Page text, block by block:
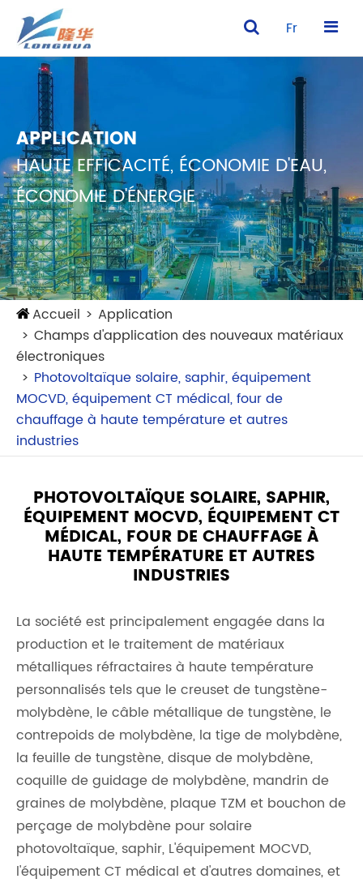
Fr
APPLICATION
HAUTE EFFICACITÉ, ÉCONOMIE D'EAU,
ÉCONOMIE D'ÉNERGIE
Accueil
Application
Champs d'application des nouveaux matériaux
électroniques
Photovoltaïque solaire, saphir, équipement
MOCVD, équipement CT médical, four de
chauffage à haute température et autres
industries
PHOTOVOLTAÏQUE SOLAIRE, SAPHIR,
ÉQUIPEMENT MOCVD, ÉQUIPEMENT CT
MÉDICAL, FOUR DE CHAUFFAGE À
HAUTE TEMPÉRATURE ET AUTRES
INDUSTRIES
La société est principalement engagée dans la
production et le traitement de matériaux
métalliques réfractaires à haute température
personnalisés tels que le creuset de tungstène-
molybdène, le câble métallique de tungstène, le
contrepoids de molybdène, la tige de molybdène,
la feuille de tungstène, disque de molybdène,
coquille de guidage de molybdène, mandrin de
graines de molybdène, plaque TZM et bouchon de
perçage de molybdène pour solaire
photovoltaïque, saphir, L'équipement MOCVD,
l'équipement CT médical et d'autres domaines, et